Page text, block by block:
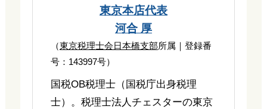
東京本店代表
河合 厚
（東京税理士会日本橋支部所属｜登録番
号：143997号）
国税OB税理士（国税庁出身税理
士）。税理士法人チェスターの東京